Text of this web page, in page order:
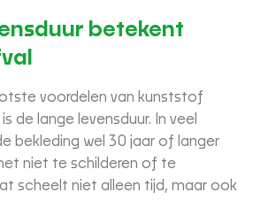
betekent
voordelen van kunststof
de lange levensduur. In veel
bekleding wel 30 jaar of langer
niet te schilderen of te
scheelt niet alleen tijd, maar ook